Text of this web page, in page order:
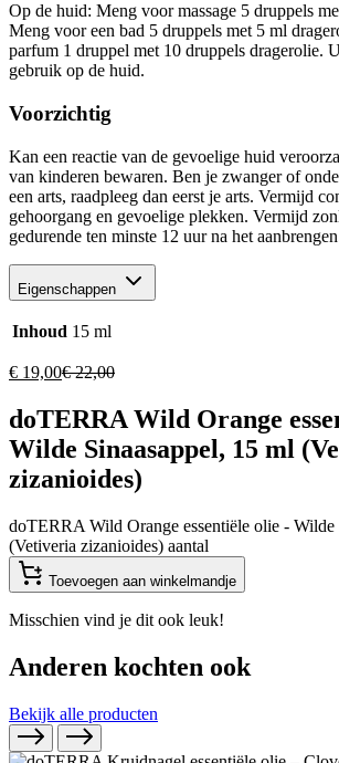
Op de huid: Meng voor massage 5 druppels
Meng voor een bad 5 druppels met 5 ml
parfum 1 druppel met 10 druppels dragerolie.
gebruik op de huid.
Voorzichtig
Kan een reactie van de gevoelige huid
van kinderen bewaren. Ben je zwanger of
een arts, raadpleeg dan eerst je arts. Vermijd
gehoorgang en gevoelige plekken. Vermijd
gedurende ten minste 12 uur na het
Eigenschappen
Inhoud 15 ml
€ 19,00€22,00
doTERRA Wild Orange
Wilde Sinaasappel, 15 ml
zizanioides)
doTERRA Wild Orange essentiële olie - Wilde
(Vetiveria zizanioides) aantal
Toevoegen aan winkelmandje
Misschien vind je dit ook leuk!
Anderen kochten ook
Bekijk alle producten